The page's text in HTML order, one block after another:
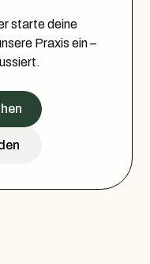
starte deine
Praxis ein –